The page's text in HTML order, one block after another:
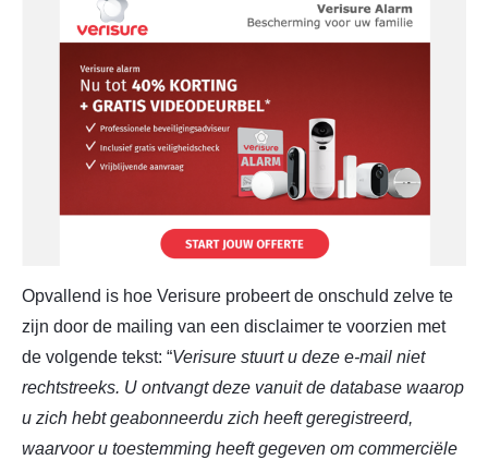
Opvallend is hoe Verisure probeert de onschuld zelve te
zijn door de mailing van een disclaimer te voorzien met
de volgende tekst: “Verisure stuurt u deze e-mail niet
rechtstreeks. U ontvangt deze vanuit de database waarop
u zich hebt geabonneerdu zich heeft geregistreerd,
waarvoor u toestemming heeft gegeven om commerciële